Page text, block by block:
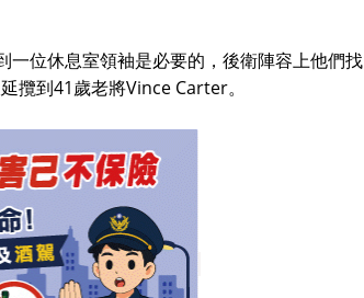
一位休息室領袖是必要的，後衛陣容上他們找
攬到41歲老將Vince Carter。